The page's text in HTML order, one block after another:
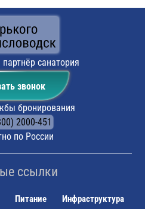
воспользоваться
будет возможность
парковке санатория.
г. Кисловодска, далее на
транспорте.
санатория
звонок
бронирования
2000-451
по России
ссылки
Питание
Инфраструктура